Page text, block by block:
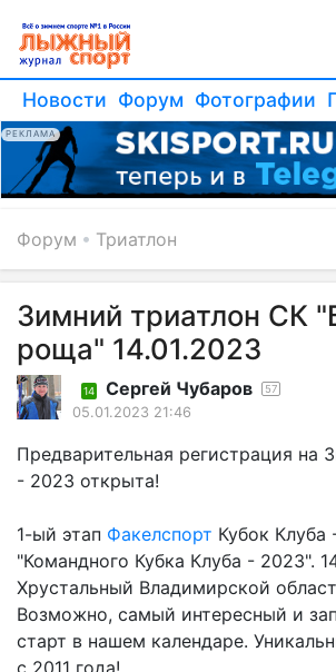
Новости Форум Фотографии
РЕКЛАМА
Форум Триатлон
Зимний триатлон СК
роща" 14.01.2023
14 Сергей Чубаров 57
05.01.2023 21:46
Предварительная регистрация на
- 2023 открыта!
1-ый этап Факелспорт Кубок Клуба
"Командного Кубка Клуба - 2023".
Хрустальный Владимирской
Возможно, самый интересный и
старт в нашем календаре.
с 2011 года!